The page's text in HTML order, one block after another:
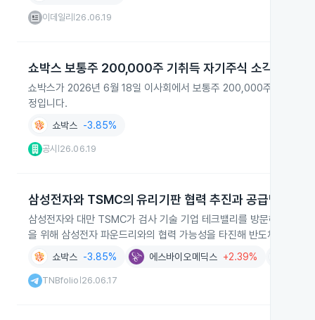
이데일리 26.06.19
쇼박스 보통주 200,000주 기취득 자기주식 소각 결정
쇼박스가 2026년 6월 18일 이사회에서 보통주 200,000주를 기취
정입니다.
쇼박스 -3.85%
공시 26.06.19
삼성전자와 TSMC의 유리기판 협력 추진과 공급망 다변
삼성전자와 대만 TSMC가 검사 기술 기업 테크밸리를 방문해 반도
을 위해 삼성전자 파운드리와의 협력 가능성을 타진해 반도체 공급망
쇼박스 -3.85% 에스바이오메딕스 +2.39%
TNBfolio 26.06.17